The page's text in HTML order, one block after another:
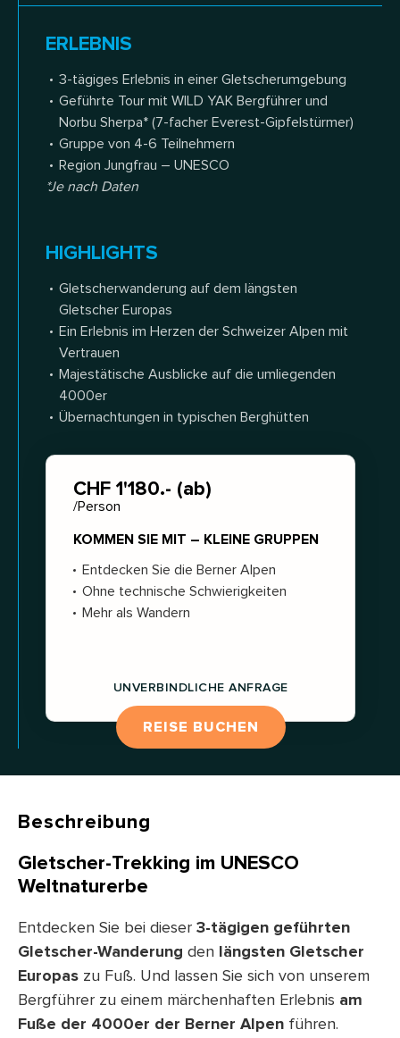
ERLEBNIS
3-tägiges Erlebnis in einer Gletscherumgebung
Geführte Tour mit WILD YAK Bergführer und
Norbu Sherpa* (7-facher Everest-Gipfelstürmer)
Gruppe von 4-6 Teilnehmern
Region Jungfrau – UNESCO
*Je nach Daten
HIGHLIGHTS
Gletscherwanderung auf dem längsten
Gletscher Europas
Ein Erlebnis im Herzen der Schweizer Alpen mit
Vertrauen
Majestätische Ausblicke auf die umliegenden
4000er
Übernachtungen in typischen Berghütten
CHF 1'180.- (ab)
/Person
KOMMEN SIE MIT – KLEINE GRUPPEN
Entdecken Sie die Berner Alpen
Ohne technische Schwierigkeiten
Mehr als Wandern
UNVERBINDLICHE ANFRAGE
REISE BUCHEN
Beschreibung
Gletscher-Trekking im UNESCO
Weltnaturerbe
Entdecken Sie bei dieser 3-tägigen geführten
Gletscher-Wanderung den
längsten Gletscher
Europas zu Fuß. Und lassen Sie sich von unserem
Bergführer zu einem märchenhaften Erlebnis am
Fuße der 4000er der Berner Alpen führen.